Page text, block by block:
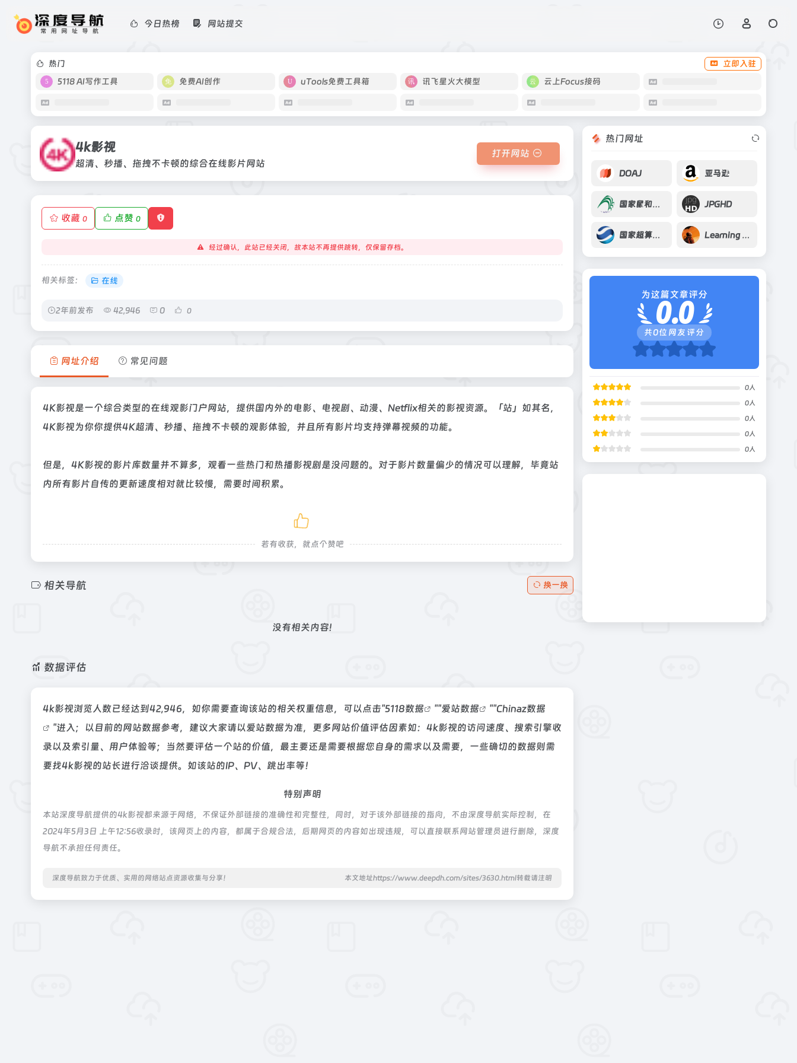
今日热榜 网站提交
热门
立即入驻
5118 AI写作工具
免费AI创作 uTools免费工具箱 讯飞星火大模型 云上Focus接码
4k影视
超清、秒播、拖拽不卡顿的综合在线影片网站
打开网站
收藏 0 点赞 0
经过确认，此站已经关闭，故本站不再提供跳转，仅保留存档。
相关标签： 在线
2年前发布 42,946 0 0
网址介绍 常见问题
4K影视是一个综合类型的在线观影门户网站，提供国内外的电影、电视剧、动漫、Netflix相关的影视资源。「站」如其名，
4K影视为你你提供4K超清、秒播、拖拽不卡顿的观影体验，并且所有影片均支持弹幕视频的功能。
但是，4K影视的影片库数量并不算多，观看一些热门和热播影视剧是没问题的。对于影片数量偏少的情况可以理解，毕竟站
内所有影片自传的更新速度相对就比较慢，需要时间积累。
若有收获，就点个赞吧
相关导航 换一换
没有相关内容!
数据评估
4k影视浏览人数已经达到42,946，如你需要查询该站的相关权重信息，可以点击"5118数据 ""爱站数据 ""Chinaz数据
"进入；以目前的网站数据参考，建议大家请以爱站数据为准，更多网站价值评估因素如：4k影视的访问速度、搜索引擎收
录以及索引量、用户体验等；当然要评估一个站的价值，最主要还是需要根据您自身的需求以及需要，一些确切的数据则需
要找4k影视的站长进行洽谈提供。如该站的IP、PV、跳出率等！
特别声明
本站深度导航提供的4k影视都来源于网络，不保证外部链接的准确性和完整性，同时，对于该外部链接的指向，不由深度导航实际控制，在
2024年5月3日 上午12:56收录时，该网页上的内容，都属于合规合法，后期网页的内容如出现违规，可以直接联系网站管理员进行删除，深度
导航不承担任何责任。
深度导航致力于优质、实用的网络站点资源收集与分享！ 本文地址https://www.deepdh.com/sites/3630.html转载请注明
热门网址
DOAJ 亚马逊
国家鼠和兔类实验动物 JPGHD
国家超算济南中心 Learning Prompt
为这篇文章评分
0.0
共0位网友评分
0人
0人
0人
0人
0人